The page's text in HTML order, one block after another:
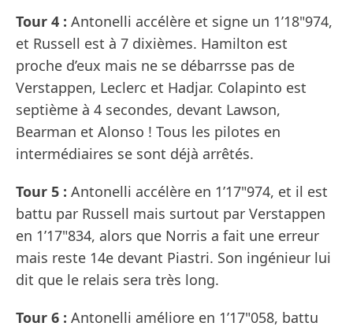
Tour 4 : Antonelli accélère et signe un 1’18"974,
et Russell est à 7 dixièmes. Hamilton est
proche d’eux mais ne se débarrsse pas de
Verstappen, Leclerc et Hadjar. Colapinto est
septième à 4 secondes, devant Lawson,
Bearman et Alonso ! Tous les pilotes en
intermédiaires se sont déjà arrêtés.
Tour 5 : Antonelli accélère en 1’17"974, et il est
battu par Russell mais surtout par Verstappen
en 1’17"834, alors que Norris a fait une erreur
mais reste 14e devant Piastri. Son ingénieur lui
dit que le relais sera très long.
Tour 6 : Antonelli améliore en 1’17"058, battu